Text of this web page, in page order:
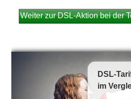
Weiter zur DSL-Aktion bei der
DSL-
im